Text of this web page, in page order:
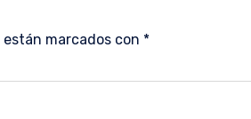
marcados con *